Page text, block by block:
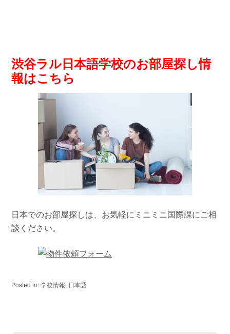
渋谷ラル日本語学校のお部屋探し情
報はこちら
日本でのお部屋探しは、お気軽にミニミニ国際課にご相
談ください。
Posted in:学校情報, 日本語